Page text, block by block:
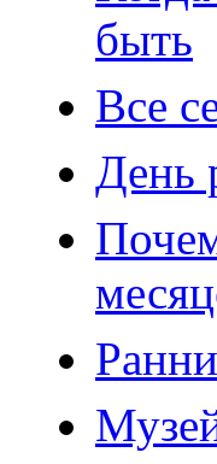
быть
Все
День